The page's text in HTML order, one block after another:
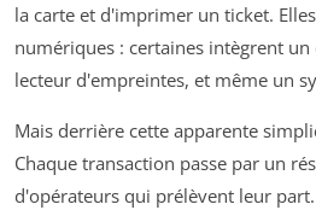
la carte et d'imprimer un ticket.
numériques : certaines intègrent
lecteur d'empreintes, et même un
Mais derrière cette apparente
Chaque transaction passe par un
d'opérateurs qui prélèvent leur